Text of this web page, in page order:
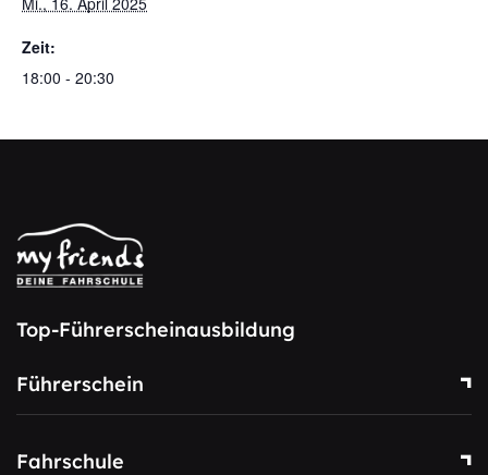
Zeit:
18:00 - 20:30
Top-Führerscheinausbildung
Führerschein
Fahrschule